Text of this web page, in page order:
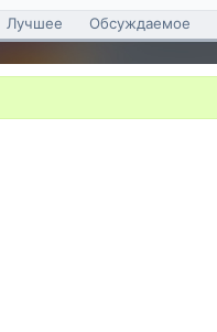
Лучшее Обсуждаемое